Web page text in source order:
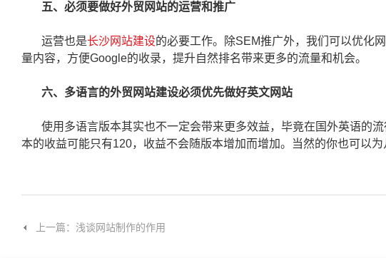
五、必须要做好外贸网站的运营和推广
运营也是长沙网站建设的必要工作。除SEM推广外，我们可以优化
量内容，方便Google的收录，提升自然排名带来更多的流量和机会。
六、多语言的外贸网站建设必须优先做好英文网站
使用多语言版本其实也不一定会带来更多效益，毕竟在国外英语的
本的收益可能只有120，收益不会随版本增加而增加。当然的你也可以为
上一篇：浅谈网站制作的作用